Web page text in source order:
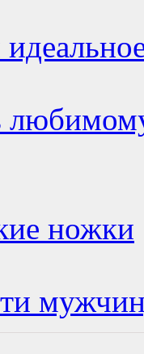
ножки